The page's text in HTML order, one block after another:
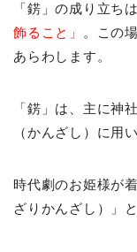
「錺」の成り立ちは
飾ること」
。この
あらわします。
「錺」は、主に神
（かんざし）に用
時代劇のお姫様が
ざりかんざし）」